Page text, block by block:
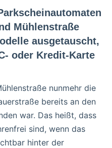
Mühlenstraße
ausgetauscht,
oder Kredit-Karte
nunmehr die
bereits an den
war. Das heißt, dass
sind, wenn das
hinter der